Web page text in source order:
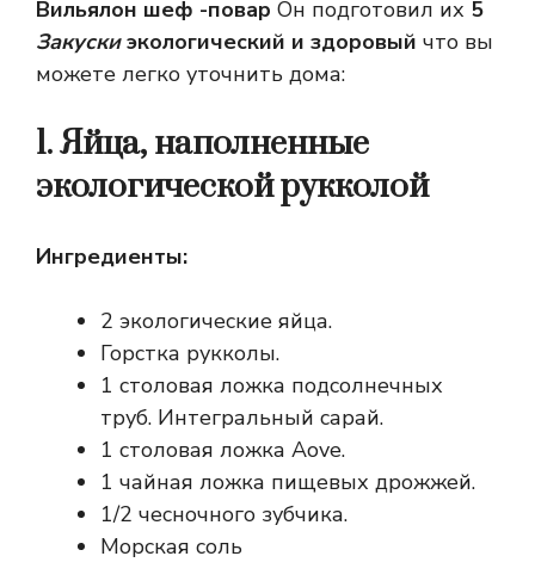
Вильялон шеф -повар Он подготовил их 5
Закускиэкологический и здоровый что вы
можете легко уточнить дома:
1. Яйца, наполненные
экологической рукколой
Ингредиенты:
2 экологические яйца.
Горстка рукколы.
1 столовая ложка подсолнечных
труб. Интегральный сарай.
1 столовая ложка Aove.
1 чайная ложка пищевых дрожжей.
1/2 чесночного зубчика.
Морская соль